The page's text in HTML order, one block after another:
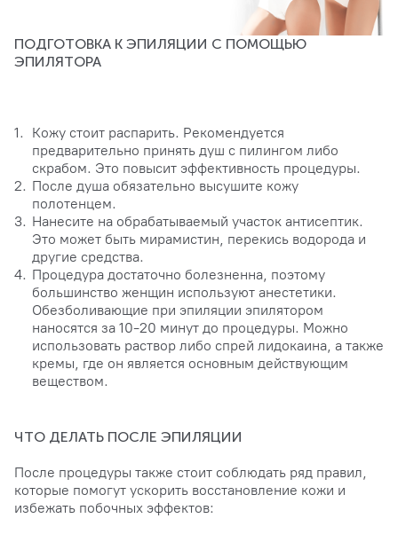
ПОДГОТОВКА К ЭПИЛЯЦИИ С ПОМОЩЬЮ
ЭПИЛЯТОРА
Кожу стоит распарить. Рекомендуется
предварительно принять душ с пилингом либо
скрабом. Это повысит эффективность процедуры.
После душа обязательно высушите кожу
полотенцем.
Нанесите на обрабатываемый участок антисептик.
Это может быть мирамистин, перекись водорода и
другие средства.
Процедура достаточно болезненна, поэтому
большинство женщин используют анестетики.
Обезболивающие при эпиляции эпилятором
наносятся за 10-20 минут до процедуры. Можно
использовать раствор либо спрей лидокаина, а также
кремы, где он является основным действующим
веществом.
ЧТО ДЕЛАТЬ ПОСЛЕ ЭПИЛЯЦИИ
После процедуры также стоит соблюдать ряд правил,
которые помогут ускорить восстановление кожи и
избежать побочных эффектов: